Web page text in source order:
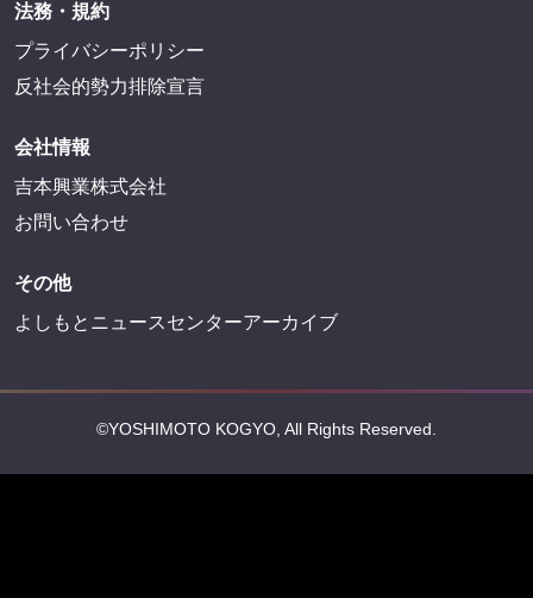
法務・規約
プライバシーポリシー
反社会的勢力排除宣言
会社情報
吉本興業株式会社
お問い合わせ
その他
よしもとニュースセンターアーカイブ
©YOSHIMOTO KOGYO, All Rights Reserved.